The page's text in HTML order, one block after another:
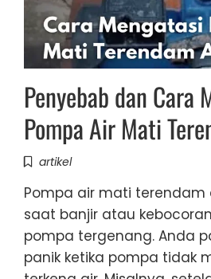
Penyebab dan Cara
Pompa Air Mati
artikel
Pompa air mati terendam
saat banjir atau
pompa tergenang. Anda
panik ketika pompa tidak